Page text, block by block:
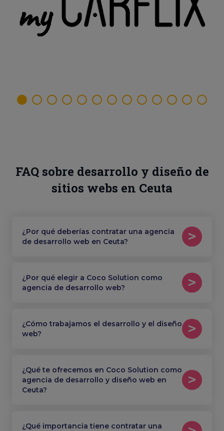
FAQ sobre desarrollo y diseño de
sitios webs en Ceuta
¿Por qué deberías contratar una agencia
de desarrollo web en Ceuta?
¿Por qué elegir a Coco Solution como
agencia de desarrollo web?
¿Cómo trabajamos el desarrollo y el diseño
web?
¿Qué te ofrecemos en Coco Solution como
agencia de desarrollo y diseño web en
Ceuta?
¿Qué importancia tiene contratar una